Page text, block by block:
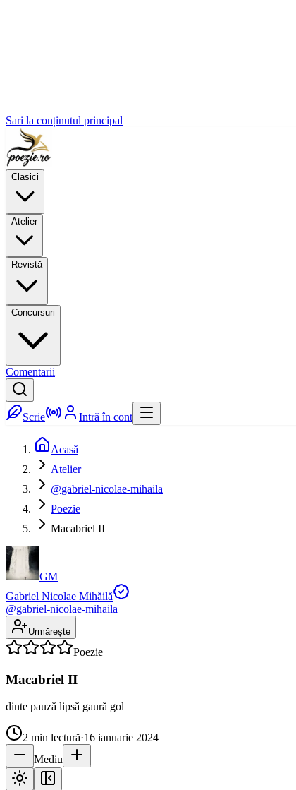
Sari la conținutul principal
Clasici
Atelier
Revistă
Concursuri
Comentarii
Scrie Intră în cont
Acasă
Atelier
@gabriel-nicolae-mihaila
Poezie
Macabriel II
GM
Gabriel Nicolae Mihăilă
@gabriel-nicolae-mihaila
Urmărește
Poezie
Macabriel II
dinte pauză lipsă gaură gol
2 min lectură·16 ianuarie 2024
Mediu